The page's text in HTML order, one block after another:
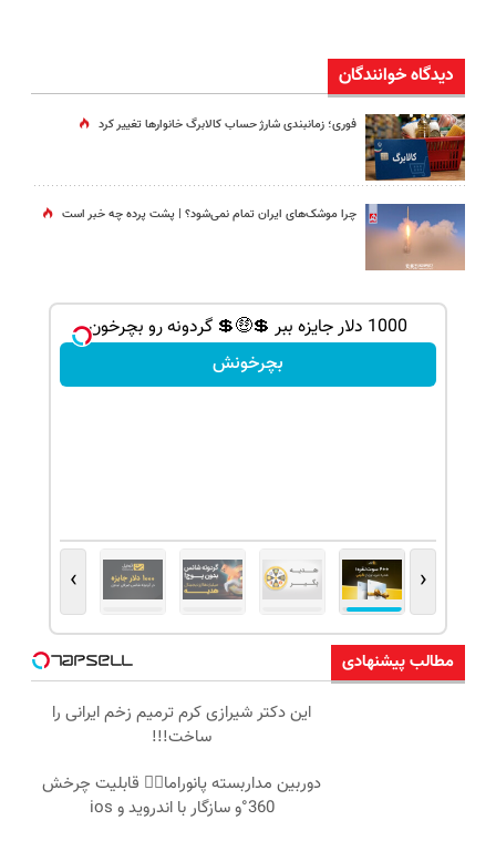
دیدگاه خوانندگان
فوری؛ زمانبندی‌ شارژ حساب کالابرگ خانوارها تغییر کرد
چرا موشک‌های ایران تمام نمی‌شود؟ | پشت پرده چه خبر است
1000 دلار جایزه ببر 💲🤑💲 گردونه رو بچرخون
بچرخونش
‹
›
مطالب پیشنهادی
این دکتر شیرازی کرم ترمیم زخم ایرانی را
ساخت!!!
دوربین مداربسته پانوراما👈🏻 قابلیت چرخش
360°و سازگار با اندروید و ios